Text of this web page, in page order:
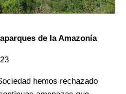
de la Amazonía
hemos rechazado